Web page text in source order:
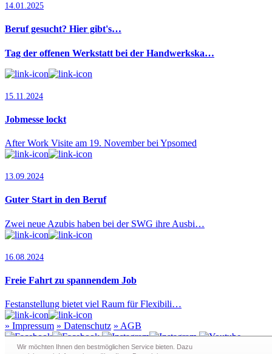
14.01.2025
Beruf gesucht? Hier gibt's…
Tag der offenen Werkstatt bei der Handwerkska…
15.11.2024
Jobmesse lockt
After Work Visite am 19. November bei Ypsomed
13.09.2024
Guter Start in den Beruf
Zwei neue Azubis haben bei der SWG ihre Ausbi…
16.08.2024
Freie Fahrt zu spannendem Job
Festanstellung bietet viel Raum für Flexibili…
» Impressum » Datenschutz » AGB
Wir möchten Ihnen den bestmöglichen Service bieten. Dazu